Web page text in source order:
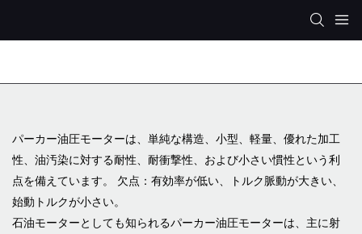
パーカー油圧モーターは、単純な構造、小型、軽量、優れた加工
性、油汚染に対する耐性、耐衝撃性、および小さい慣性という利
点を備えています。 欠点：有効率が低い、トルク脈動が大きい、
始動トルクが小さい。
石油モーターとしても知られるパーカー油圧モーターは、主に射